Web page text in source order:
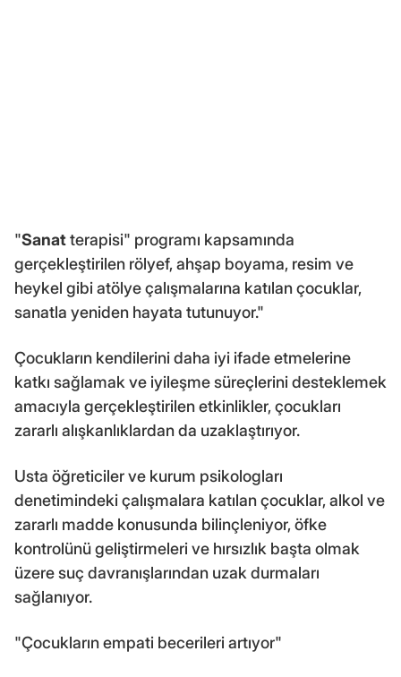
"Sanatterapisi" programı kapsamında
gerçekleştirilen rölyef, ahşap boyama, resim ve
heykel gibi atölye çalışmalarına katılan çocuklar,
sanatla yeniden hayata tutunuyor."
Çocukların kendilerini daha iyi ifade etmelerine
katkı sağlamak ve iyileşme süreçlerini desteklemek
amacıyla gerçekleştirilen etkinlikler, çocukları
zararlı alışkanlıklardan da uzaklaştırıyor.
Usta öğreticiler ve kurum psikologları
denetimindeki çalışmalara katılan çocuklar, alkol ve
zararlı madde konusunda bilinçleniyor, öfke
kontrolünü geliştirmeleri ve hırsızlık başta olmak
üzere suç davranışlarından uzak durmaları
sağlanıyor.
"Çocukların empati becerileri artıyor"